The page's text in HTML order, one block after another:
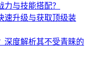
与技能搭配？
速升级与获取顶级装
深度解析其不受青睐的